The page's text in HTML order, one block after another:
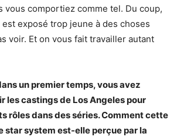
vous comportiez comme tel. Du coup,
exposé trop jeune à des choses
voir. Et on vous fait travailler autant
un premier temps, vous avez
les castings de Los Angeles pour
rôles dans des séries.Comment cette
star system est-elle perçue par la